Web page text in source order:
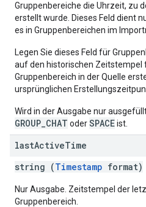
Gruppenbereiche die Uhrzeit, zu
erstellt wurde. Dieses Feld dient
es in Gruppenbereichen im
Legen Sie dieses Feld für
auf den historischen Zeitstempel
Gruppenbereich in der Quelle
ursprünglichen
Wird in der Ausgabe nur
GROUP_CHAT oderSPACEist.
lastActiveTime
string (Timestamp format)
Nur Ausgabe. Zeitstempel der
Gruppenbereich.